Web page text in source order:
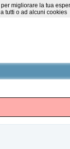
migliorare la tua
tutti o ad alcuni cookies